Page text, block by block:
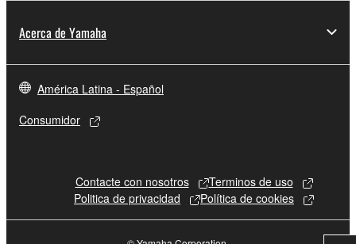
Acerca de Yamaha
América Latina - Español
Consumidor
Contacte con nosotros
Terminos de uso
Politica de privacidad
Política de cookies